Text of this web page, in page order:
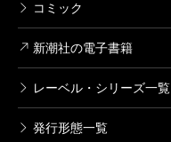
コミック
新潮社の電子書籍
レーベル・シリーズ一覧
発行形態一覧